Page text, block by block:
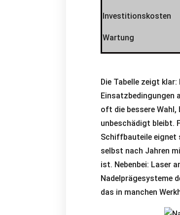
Investitionskosten
Wartung
Die Tabelle zeigt
Einsatzbedingungen
oft die bessere
unbeschädigt bleibt.
Schiffbauteile eignet
selbst nach Jahren
ist. Nebenbei: Laser
Nadelprägesysteme
das in manchen